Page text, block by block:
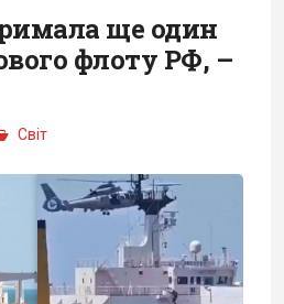
ще один
флоту РФ, –
Світ